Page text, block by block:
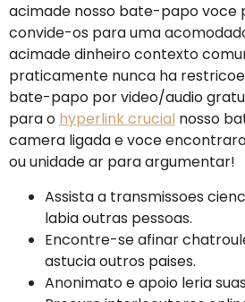
acimade nosso bate-papo voce
convide-os para uma
acimade dinheiro contexto
praticamente nunca ha
bate-papo por video/audio
para o hyperlink crucial nosso
camera ligada e voce
ou unidade ar para argumentar!
Assista a transmissoes
labia outras pessoas.
Encontre-se afinar
astucia outros paises.
Anonimato e apoio leria